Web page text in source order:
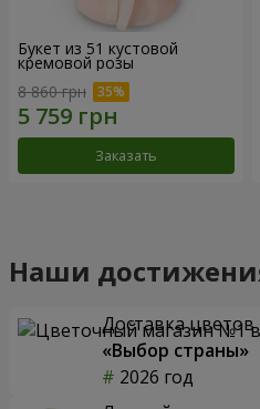
Букет из 51 кустовой
кремовой розы
8 860 грн
Заказать
Наши
Доставка цветов
«Выбор страны»
2026 год